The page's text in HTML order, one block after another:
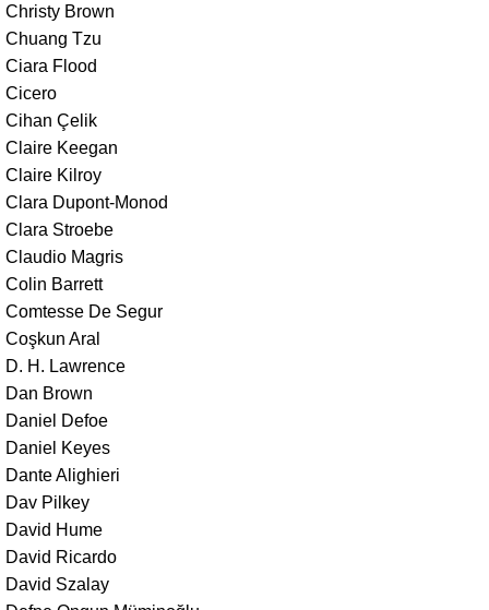
Christy Brown
Chuang Tzu
Ciara Flood
Cicero
Cihan Çelik
Claire Keegan
Claire Kilroy
Clara Dupont-Monod
Clara Stroebe
Claudio Magris
Colin Barrett
Comtesse De Segur
Coşkun Aral
D. H. Lawrence
Dan Brown
Daniel Defoe
Daniel Keyes
Dante Alighieri
Dav Pilkey
David Hume
David Ricardo
David Szalay